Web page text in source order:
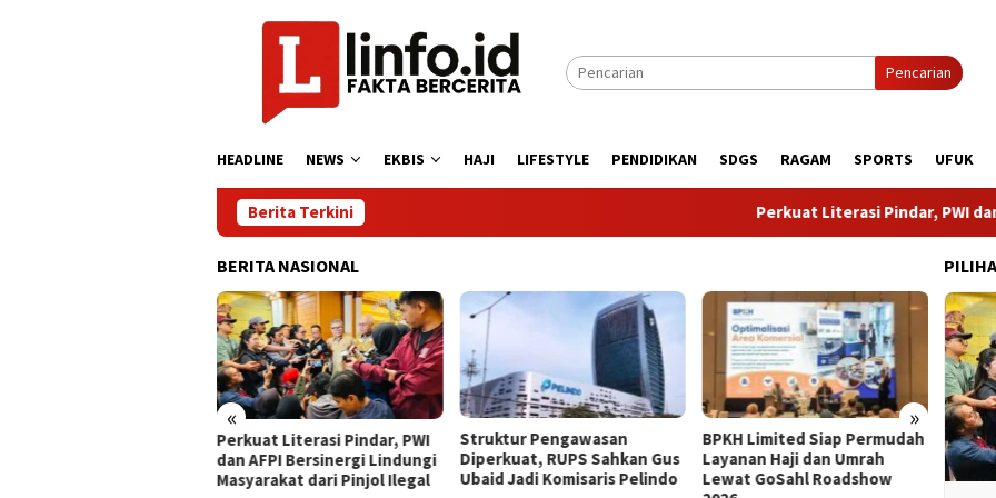
Pencarian
HEADLINE NEWS EKBIS HAJI LIFESTYLE PENDIDIKAN SDGS RAGAM SPORTS UFUK
Berita Terkini Perkuat Literasi Pindar, PWI dan
BERITA NASIONAL
« »
Perkuat Literasi Pindar, PWI
dan AFPI Bersinergi Lindungi
Masyarakat dari Pinjol Ilegal
​Struktur Pengawasan
Diperkuat, RUPS Sahkan Gus
Ubaid Jadi Komisaris Pelindo
BPKH Limited Siap Permudah
Layanan Haji dan Umrah
Lewat GoSahl Roadshow
​8